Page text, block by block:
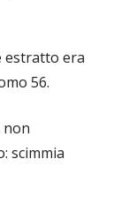
estratto era
56.
non
scimmia